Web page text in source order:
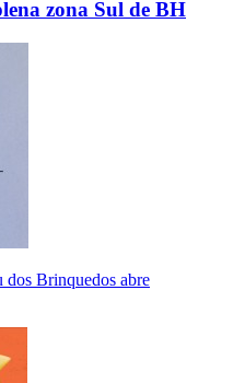
zona Sul de BH
dos Brinquedos abre